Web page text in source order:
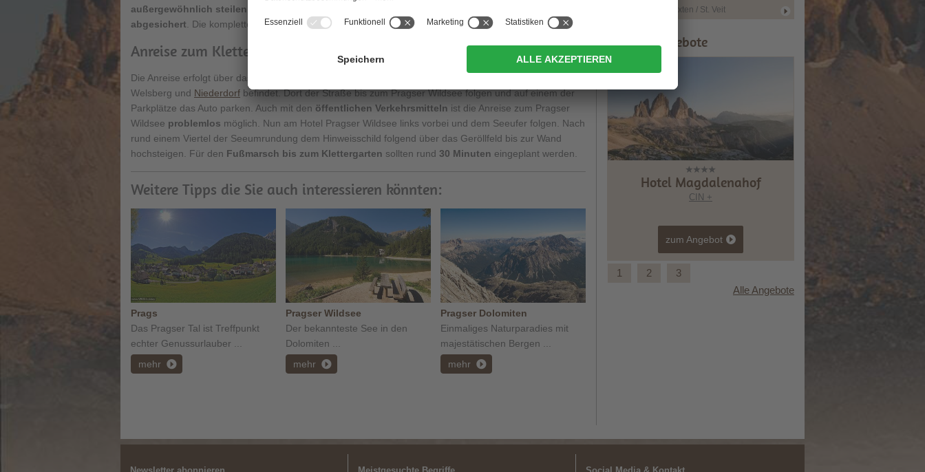
außergewöhnlich steilen
abgesichert . Die komplette Routenhöhe beträgt 22 Meter
Anreise zum Klettergarten Pragser Wildsee
Die Anreise erfolgt über das
Welsberg und Niederdorf befindet. Dort der Straße bis zum Pragser Wildsee folgen und auf einem der
Parkplätze das Auto parken. Auch mit den öffentlichen Verkehrsmitteln ist die Anreise zum Pragser
Wildsee problemlos möglich. Nun am Hotel Pragser Wildsee links vorbei und dem Seeufer folgen. Nach
rund einem Viertel der Seeumrundung dem Hinweisschild folgend über das Geröllfeld bis zur Wand
hochsteigen. Für den Fußmarsch bis zum Klettergarten sollten rund 30 Minuten eingeplant werden.
Weitere Tipps die Sie auch interessieren könnten:
Prags
Das Pragser Tal ist Treffpunkt
echter Genussurlauber ...
mehr
Pragser Wildsee
Der bekannteste See in den
Dolomiten ...
mehr
Pragser Dolomiten
Einmaliges Naturparadies mit
majestätischen Bergen ...
mehr
Sexten / St. Veit
Tipps & Angebote
Hotel Magdalenahof
CIN +
zum Angebot
1 2
3
Alle Angebote